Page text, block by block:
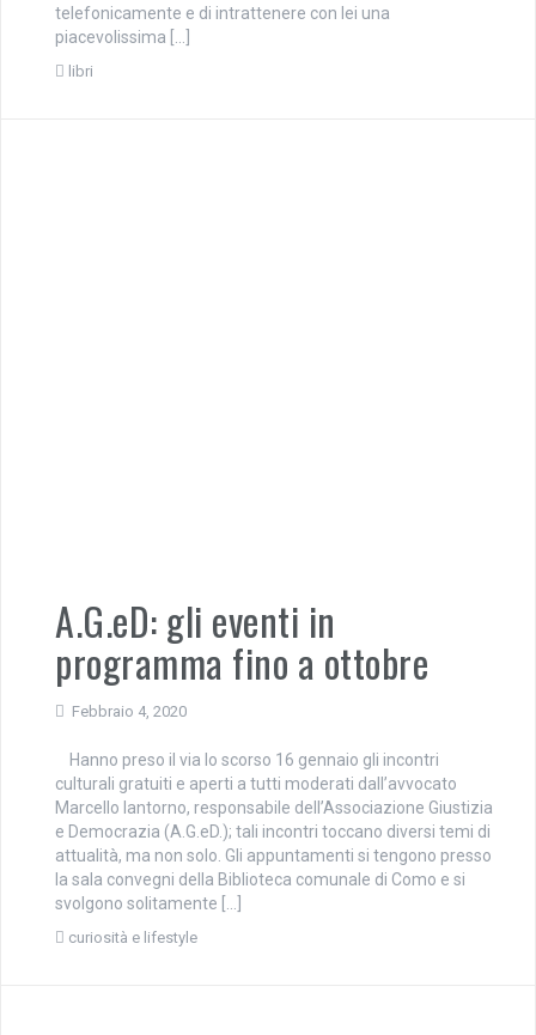
telefonicamente e di intrattenere con lei una
piacevolissima […]
libri
A.G.eD: gli eventi in
programma fino a ottobre
Febbraio 4, 2020
Hanno preso il via lo scorso 16 gennaio gli incontri
culturali gratuiti e aperti a tutti moderati dall’avvocato
Marcello Iantorno, responsabile dell’Associazione Giustizia
e Democrazia (A.G.eD.); tali incontri toccano diversi temi di
attualità, ma non solo. Gli appuntamenti si tengono presso
la sala convegni della Biblioteca comunale di Como e si
svolgono solitamente […]
curiosità e lifestyle